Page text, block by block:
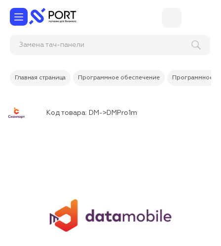
Замена тач-п
Главная страница Программное обеспечение Программное
Код товара: DM->DMPro1m